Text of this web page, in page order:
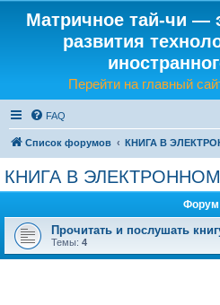
Матричное тай-чи —
развития
Перейти на главный
FAQ
Список форумов КНИГА В
КНИГА В
Форум
Прочитать и послушать
Темы: 4